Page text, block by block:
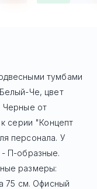
тумбами
Че, цвет
Черные от
серии "Концепт
персонала. У
- П-образные.
размеры:
75 см. Офисный